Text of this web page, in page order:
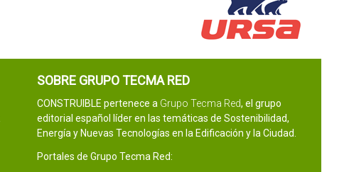
SOBRE GRUPO TECMA RED
CONSTRUIBLE pertenece a Grupo Tecma Red, el grupo
editorial español líder en las temáticas de Sostenibilidad,
Energía y Nuevas Tecnologías en la Edificación y la Ciudad.
Portales de Grupo Tecma Red: